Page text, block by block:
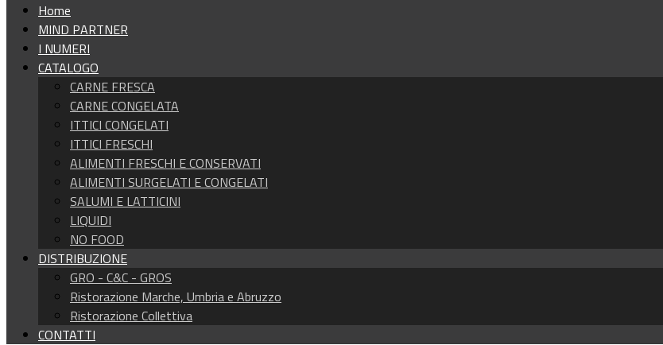
Home
MIND PARTNER
I NUMERI
CATALOGO
CARNE FRESCA
CARNE CONGELATA
ITTICI CONGELATI
ITTICI FRESCHI
ALIMENTI FRESCHI E CONSERVATI
ALIMENTI SURGELATI E CONGELATI
SALUMI E LATTICINI
LIQUIDI
NO FOOD
DISTRIBUZIONE
GRO - C&C - GROS
Ristorazione Marche, Umbria e Abruzzo
Ristorazione Collettiva
CONTATTI